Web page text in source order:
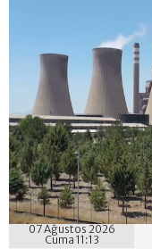
07 Ağustos 2026
Cuma 11:13